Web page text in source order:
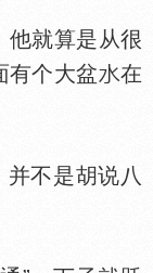
就算是从很
有个大盆
在
不是胡说八